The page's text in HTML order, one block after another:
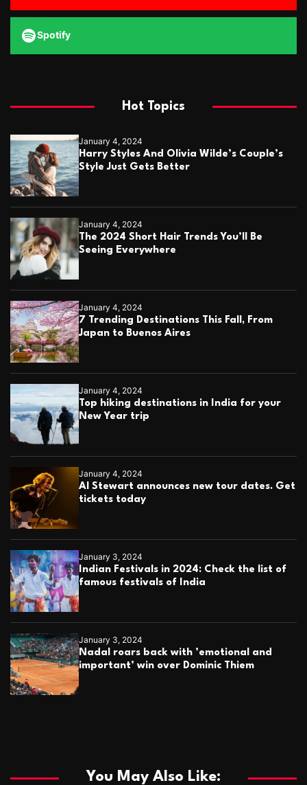
Spotify
Hot Topics
January 4, 2024
Harry Styles And Olivia Wilde’s Couple’s
Style Just Gets Better
January 4, 2024
The 2024 Short Hair Trends You’ll Be
Seeing Everywhere
January 4, 2024
7 Trending Destinations This Fall, From
Japan to Buenos Aires
January 4, 2024
Top hiking destinations in India for your
New Year trip
January 4, 2024
Al Stewart announces new tour dates. Get
tickets today
January 3, 2024
Indian Festivals in 2024: Check the list of
famous festivals of India
January 3, 2024
Nadal roars back with ’emotional and
important’ win over Dominic Thiem
You May Also Like: